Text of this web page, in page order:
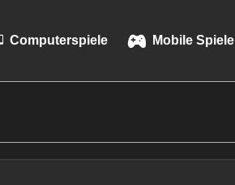
Computerspiele Mobile Spiele